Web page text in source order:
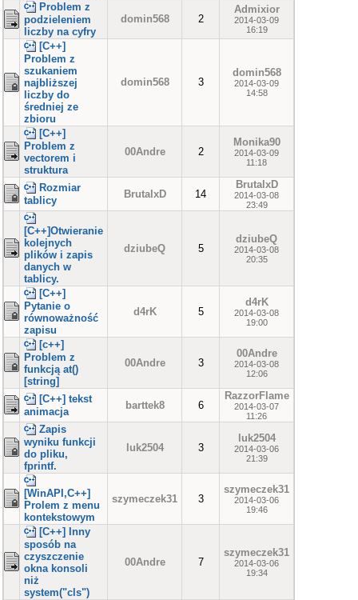
Problem z
podzieleniem
liczby na cyfry
domin568 2
Admixior
2014-03-09
16:19
[C++]
Problem z
szukaniem
najbliższej
liczby do
średniej ze
zbioru
domin568 3
domin568
2014-03-09
14:58
[C++]
Problem z
vectorem i
struktura
00Andre 2
Monika90
2014-03-09
11:18
Rozmiar
tablicy
BrutalxD 14
BrutalxD
2014-03-08
23:49
[C++]Otwieranie
kolejnych
plików i zapis
danych w
tablicy.
dziubeQ 5
dziubeQ
2014-03-08
20:35
[C++]
Pytanie o
równoważność
zapisu
d4rK 5
d4rK
2014-03-08
19:00
[c++]
Problem z
funkcją at()
[string]
00Andre 3
00Andre
2014-03-08
12:06
[C++] tekst
animacja
barttek8 6
RazzorFlame
2014-03-07
11:26
Zapis
wyniku funkcji
do pliku,
fprintf.
luk2504 3
luk2504
2014-03-06
21:39
[WinAPI,C++]
Prolem z menu
kontekstowym
szymeczek31 3
szymeczek31
2014-03-06
19:46
[C++] Inny
sposób na
czyszczenie
okna konsoli
niż
system("cls")
00Andre 7
szymeczek31
2014-03-06
19:34